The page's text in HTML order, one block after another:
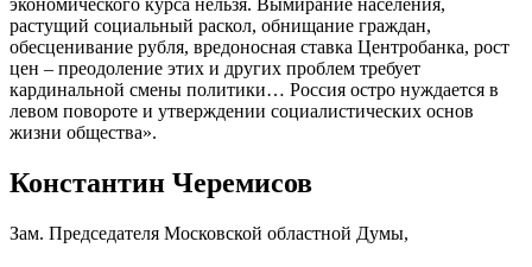
растущий социальный раскол, обнищание граждан,
обесценивание рубля, вредоносная ставка Центробанка, рост
цен – преодоление этих и других проблем требует
кардинальной смены политики… Россия остро нуждается в
левом повороте и утверждении социалистических основ
жизни общества».
Константин Черемисов
Зам. Председателя Московской областной Думы,